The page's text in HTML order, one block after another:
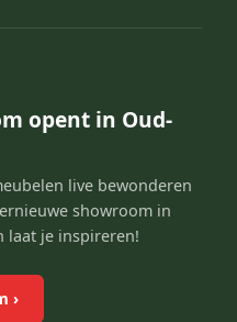
opent in Oud-
live bewonderen
showroom in
laat je inspireren!
›